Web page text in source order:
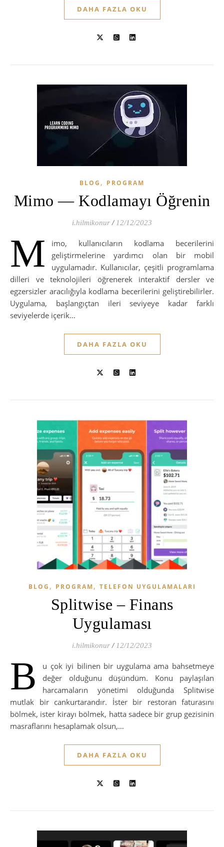
DAHA FAZLA OKU
BLOG , PROGRAM
Mimo — Kodlamayı Öğrenin
i.hilmikonur / 12/12/2023
M
imo, kullanıcıların kodlama becerilerini
geliştirmelerine yardımcı olan bir mobil
uygulamadır. Kullanıcılar, çeşitli programlama
dilleri ve teknolojileri öğrenerek interaktif dersler ve
egzersizler aracılığıyla kodlama becerilerini geliştirebilirler.
Uygulama, başlangıçtan ileri seviyeye kadar farklı
seviyelerde içerik…
DAHA FAZLA OKU
BLOG , PROGRAM, TELEFON UYGULAMALARI
Splitwise – Finans
Uygulaması
i.hilmikonur / 12/12/2023
B
u çok iyi bilinen bir uygulama ama bahsetmeye
değer olduğunu düşündüm. Konu paylaşılan
harcamaların yönetimi olduğunda Splitwise
mutlak bir cankurtarandır. İster bir restoran faturasını
bölmek, ister kirayı bölmek, hatta sadece bir grup gezisinin
masraflarını hesaplamak olsun,…
DAHA FAZLA OKU